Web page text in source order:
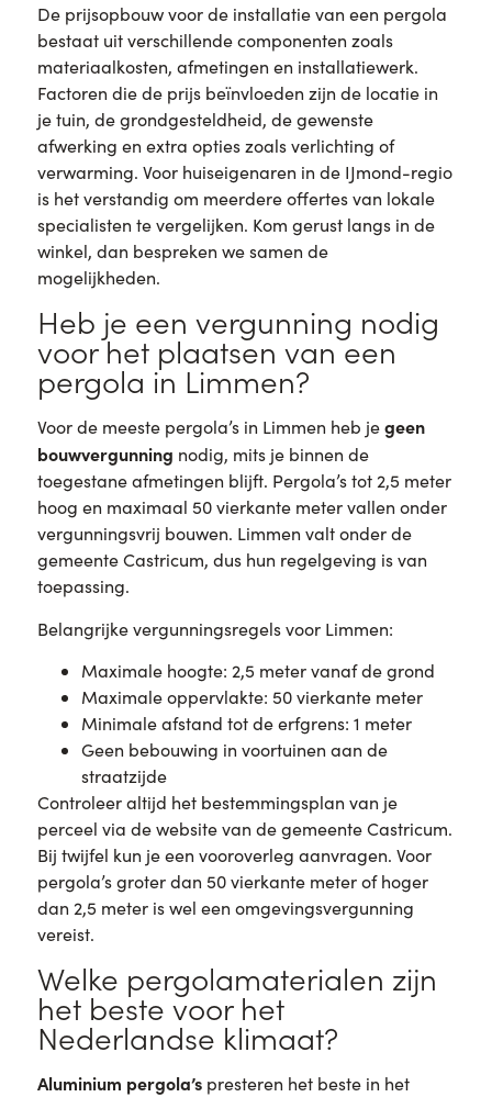
De prijsopbouw voor de installatie van een pergola
bestaat uit verschillende componenten zoals
materiaalkosten, afmetingen en installatiewerk.
Factoren die de prijs beïnvloeden zijn de locatie in
je tuin, de grondgesteldheid, de gewenste
afwerking en extra opties zoals verlichting of
verwarming. Voor huiseigenaren in de IJmond-regio
is het verstandig om meerdere offertes van lokale
specialisten te vergelijken. Kom gerust langs in de
winkel, dan bespreken we samen de
mogelijkheden.
Heb je een vergunning nodig
voor het plaatsen van een
pergola in Limmen?
Voor de meeste pergola’s in Limmen heb jegeen
bouwvergunning nodig, mits je binnen de
toegestane afmetingen blijft. Pergola’s tot 2,5 meter
hoog en maximaal 50 vierkante meter vallen onder
vergunningsvrij bouwen. Limmen valt onder de
gemeente Castricum, dus hun regelgeving is van
toepassing.
Belangrijke vergunningsregels voor Limmen:
Maximale hoogte: 2,5 meter vanaf de grond
Maximale oppervlakte: 50 vierkante meter
Minimale afstand tot de erfgrens: 1 meter
Geen bebouwing in voortuinen aan de
straatzijde
Controleer altijd het bestemmingsplan van je
perceel via de website van de gemeente Castricum.
Bij twijfel kun je een vooroverleg aanvragen. Voor
pergola’s groter dan 50 vierkante meter of hoger
dan 2,5 meter is wel een omgevingsvergunning
vereist.
Welke pergolamaterialen zijn
het beste voor het
Nederlandse klimaat?
Aluminium pergola’spresteren het beste in het